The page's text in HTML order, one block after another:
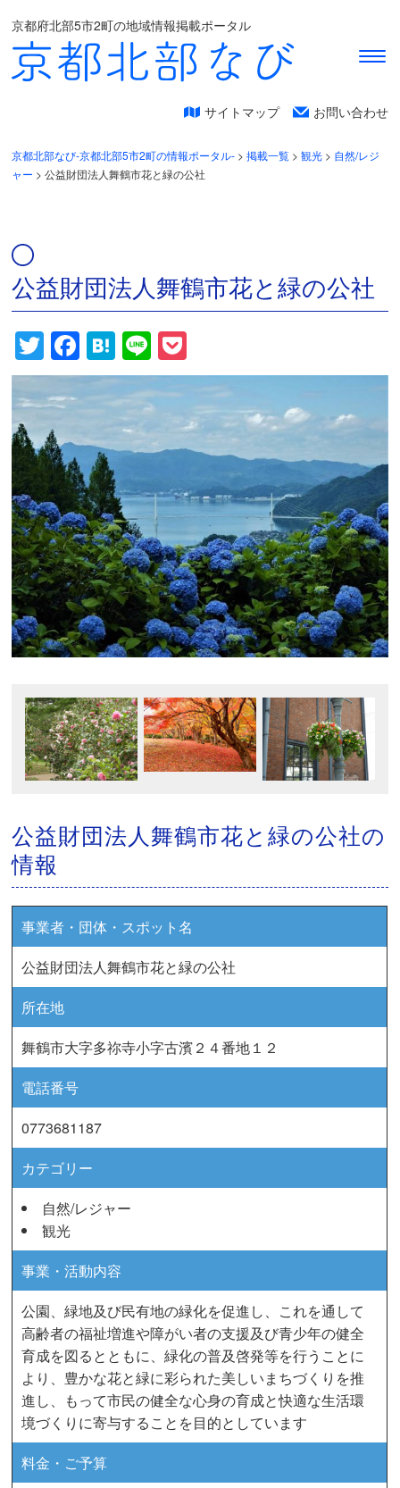
京都府北部5市2町の地域情報掲載ポータル
サイトマップ お問い合わせ
京都北部なび-京都北部5市2町の情報ポータル- >掲載一覧 >観光 > 自然/レジ
ャー >公益財団法人舞鶴市花と緑の公社
公益財団法人舞鶴市花と緑の公社
Twitter
Facebook
Hatena
Line
公益財団法人舞鶴市花と緑の公社の
情報
事業者・団体・スポット名
公益財団法人舞鶴市花と緑の公社
所在地
舞鶴市大字多祢寺小字古濱２４番地１２
電話番号
0773681187
カテゴリー
自然/レジャー
観光
事業・活動内容
公園、緑地及び民有地の緑化を促進し、これを通して
高齢者の福祉増進や障がい者の支援及び青少年の健全
育成を図るとともに、緑化の普及啓発等を行うことに
より、豊かな花と緑に彩られた美しいまちづくりを推
進し、もって市民の健全な心身の育成と快適な生活環
境づくりに寄与することを目的としています
料金・ご予算